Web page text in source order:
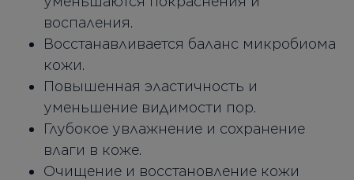
воспаления.
Восстанавливается баланс микробиома
кожи.
Повышенная эластичность и
уменьшение видимости пор.
Глубокое увлажнение и сохранение
влаги в коже.
Очищение и восстановление кожи